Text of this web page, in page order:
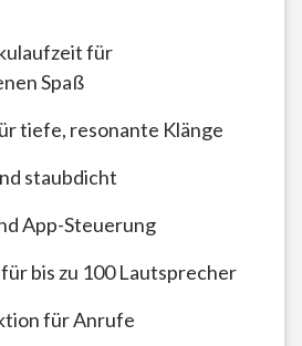
für
Spaß
tiefe, resonante Klänge
staubdicht
App-Steuerung
bis zu 100 Lautsprecher
für Anrufe